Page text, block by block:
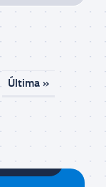
Última »